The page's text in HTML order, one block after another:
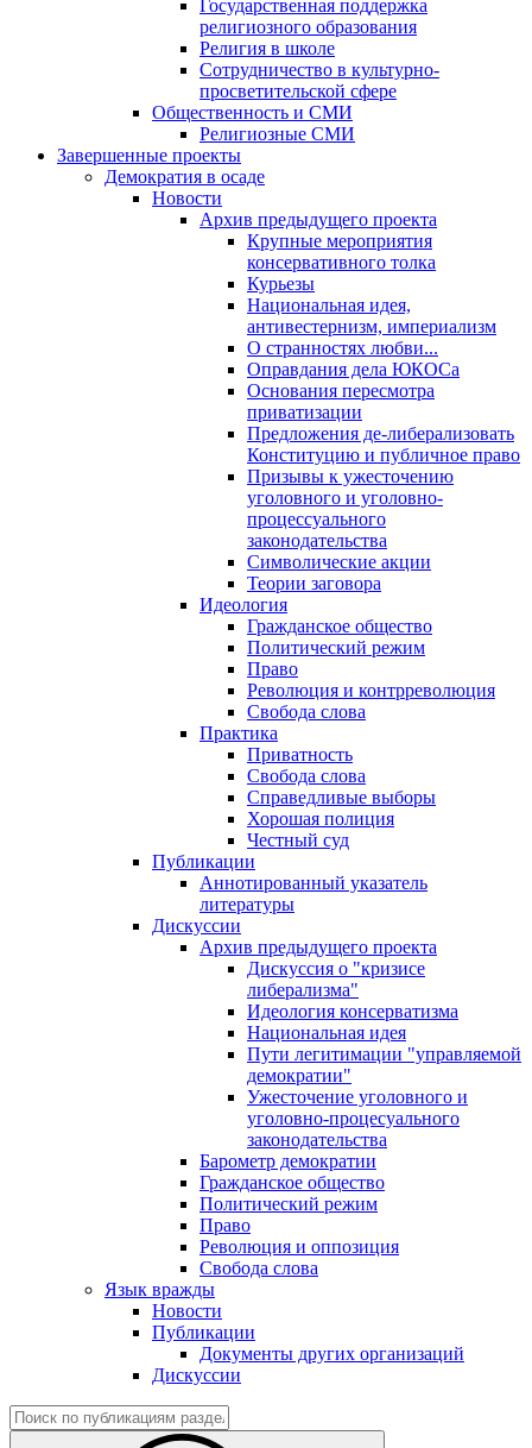
Государственная поддержка
религиозного образования
Религия в школе
Сотрудничество в культурно-
просветительской сфере
Общественность и СМИ
Религиозные СМИ
Завершенные проекты
Демократия в осаде
Новости
Архив предыдущего проекта
Крупные мероприятия
консервативного толка
Курьезы
Национальная идея,
антивестернизм, империализм
О странностях любви...
Оправдания дела ЮКОСа
Основания пересмотра
приватизации
Предложения де-либерализовать
Конституцию и публичное право
Призывы к ужесточению
уголовного и уголовно-
процессуального
законодательства
Символические акции
Теории заговора
Идеология
Гражданское общество
Политический режим
Право
Революция и контрреволюция
Свобода слова
Практика
Приватность
Свобода слова
Справедливые выборы
Хорошая полиция
Честный суд
Публикации
Аннотированный указатель
литературы
Дискуссии
Архив предыдущего проекта
Дискуссия о "кризисе
либерализма"
Идеология консерватизма
Национальная идея
Пути легитимации "управляемой
демократии"
Ужесточение уголовного и
уголовно-процесуального
законодательства
Барометр демократии
Гражданское общество
Политический режим
Право
Революция и оппозиция
Свобода слова
Язык вражды
Новости
Публикации
Документы других организаций
Дискуссии